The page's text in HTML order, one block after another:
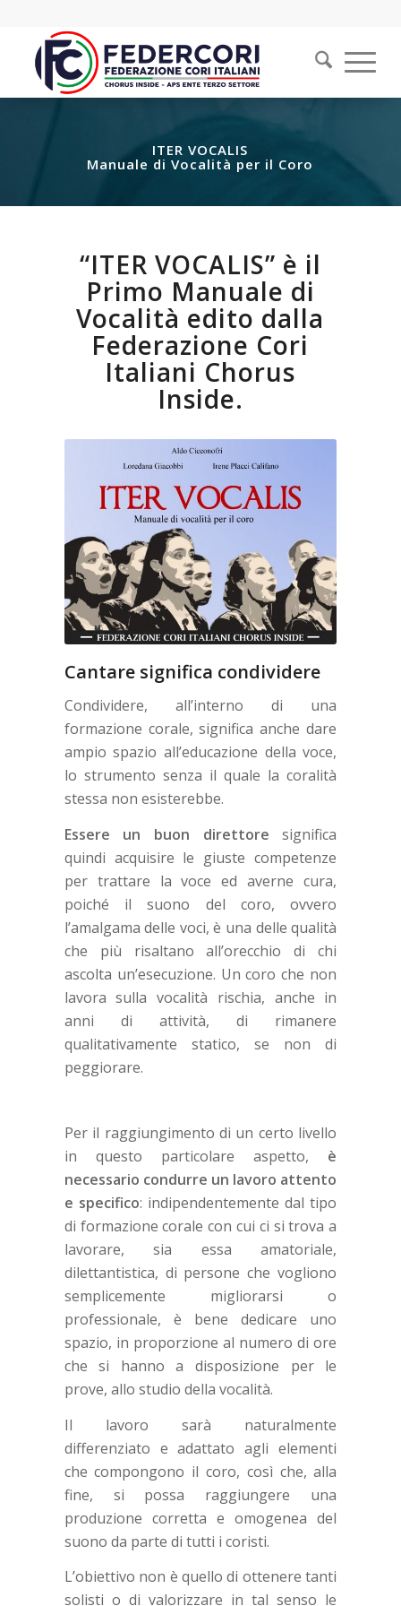
ITER VOCALIS
Manuale di Vocalità per il Coro
“ITER VOCALIS” è il
Primo Manuale di
Vocalità edito dalla
Federazione Cori
Italiani Chorus
Inside.
Cantare significa condividere
Condividere, all’interno di una
formazione corale, significa anche dare
ampio spazio all’educazione della voce,
lo strumento senza il quale la coralità
stessa non esisterebbe.
Essere un buon direttore significa
quindi acquisire le giuste competenze
per trattare la voce ed averne cura,
poiché il suono del coro, ovvero
l’amalgama delle voci, è una delle qualità
che più risaltano all’orecchio di chi
ascolta un’esecuzione. Un coro che non
lavora sulla vocalità rischia, anche in
anni di attività, di rimanere
qualitativamente statico, se non di
peggiorare.
Per il raggiungimento di un certo livello
in questo particolare aspetto, è
necessario condurre un lavoro attento
e specifico: indipendentemente dal tipo
di formazione corale con cui ci si trova a
lavorare, sia essa amatoriale,
dilettantistica, di persone che vogliono
semplicemente migliorarsi o
professionale, è bene dedicare uno
spazio, in proporzione al numero di ore
che si hanno a disposizione per le
prove, allo studio della vocalità.
Il lavoro sarà naturalmente
differenziato e adattato agli elementi
che compongono il coro, così che, alla
fine, si possa raggiungere una
produzione corretta e omogenea del
suono da parte di tutti i coristi.
L’obiettivo non è quello di ottenere tanti
solisti o di valorizzare in tal senso le